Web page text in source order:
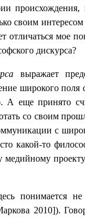
своим
отличаться мое
дискурса?
выражает
широкого
А еще принято
со своим
с
какой-то
2010]).